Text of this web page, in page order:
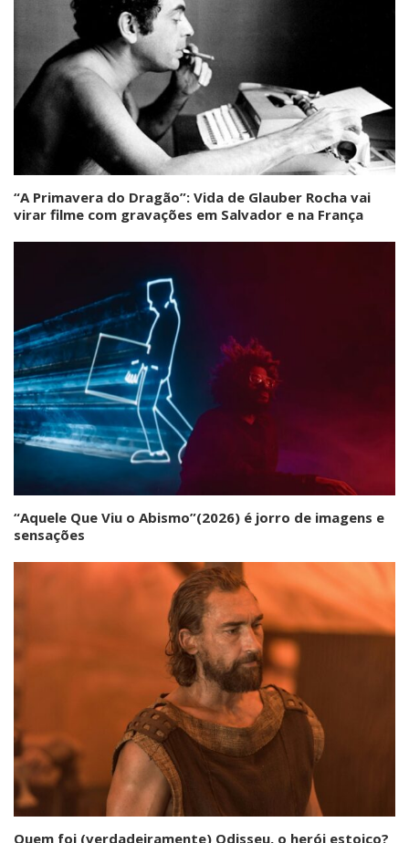
“A Primavera do Dragão”: Vida de Glauber Rocha vai
virar filme com gravações em Salvador e na França
“Aquele Que Viu o Abismo”(2026) é jorro de imagens e
sensações
Quem foi (verdadeiramente) Odisseu, o herói estoico?